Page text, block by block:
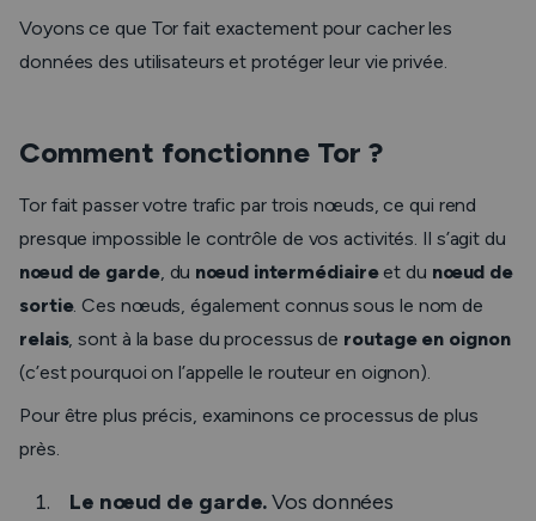
Voyons ce que Tor fait exactement pour cacher les
données des utilisateurs et protéger leur vie privée.
Comment fonctionne Tor ?
Tor fait passer votre trafic par trois nœuds, ce qui rend
presque impossible le contrôle de vos activités. Il s’agit du
nœud de garde, du nœud intermédiaire et du nœud de
sortie. Ces nœuds, également connus sous le nom de
relais, sont à la base du processus de routage en oignon
(c’est pourquoi on l’appellele routeur en oignon).
Pour être plus précis, examinons ce processus de plus
près.
Le nœud de garde.Vos données